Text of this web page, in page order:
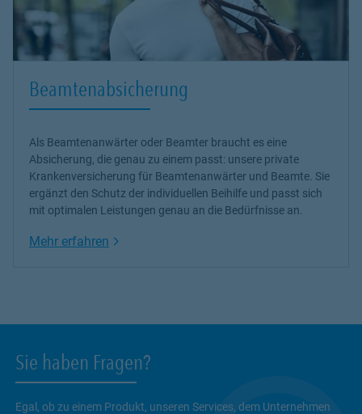
Beamtenabsicherung
Als Beamtenanwärter oder Beamter braucht es eine
Absicherung, die genau zu einem passt: unsere private
Krankenversicherung für Beamtenanwärter und Beamte. Sie
ergänzt den Schutz der individuellen Beihilfe und passt sich
mit optimalen Leistungen genau an die Bedürfnisse an.
Mehr erfahren Link Opens in New Tab
Sie haben Fragen?
Egal, ob zu einem Produkt, unseren Services, dem Unternehmen